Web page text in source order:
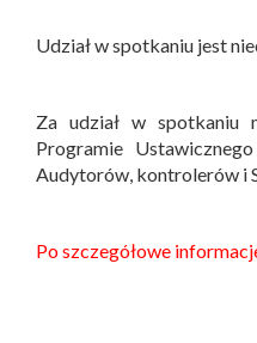
Udział w spotkaniu jest
Za udział w spotkaniu
Programie
Audytorów, kontrolerów i
Po szczegółowe